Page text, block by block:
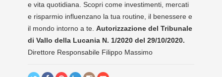
e vita quotidiana. Scopri come investimenti, mercati
e risparmio influenzano la tua routine, il benessere e
il mondo intorno a te. Autorizzazione del Tribunale
di Vallo della Lucania N. 1/2020 del 29/10/2020.
Direttore Responsabile Filippo Massimo